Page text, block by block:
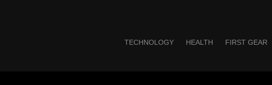
TECHNOLOGY HEALTH FIRST GEAR